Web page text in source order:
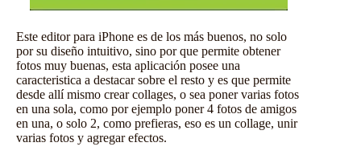
Este editor para iPhone es de los más buenos, no solo
por su diseño intuitivo, sino por que permite obtener
fotos muy buenas, esta aplicación posee una
caracteristica a destacar sobre el resto y es que permite
desde allí mismo crear collages, o sea poner varias fotos
en una sola, como por ejemplo poner 4 fotos de amigos
en una, o solo 2, como prefieras, eso es un collage, unir
varias fotos y agregar efectos.